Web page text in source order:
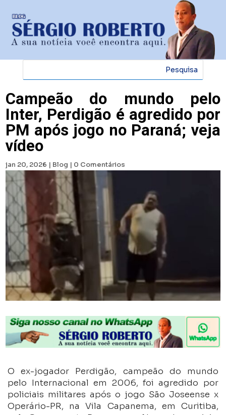
Campeão do mundo pelo
Inter, Perdigão é agredido por
PM após jogo no Paraná; veja
vídeo
jan 20, 2026 | Blog | 0 Comentários
O ex-jogador Perdigão, campeão do mundo
pelo Internacional em 2006, foi agredido por
policiais militares após o jogo São Joseense x
Operário-PR, na Vila Capanema, em Curitiba,